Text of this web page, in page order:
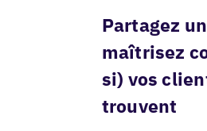
Partagez
maîtrisez
si) vos
trouvent